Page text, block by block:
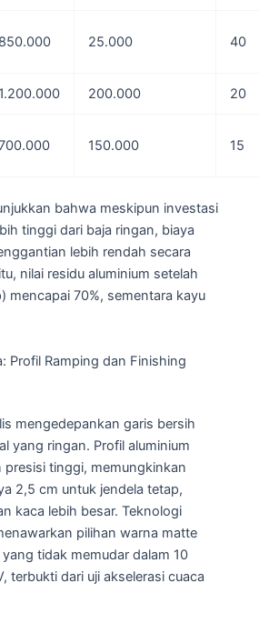
850.000 25.000 40
1.200.000 200.000 20
150.000 15
bahwa meskipun investasi
tinggi dari baja ringan, biaya
lebih rendah secara
nilai residu aluminium setelah
mencapai 70%, sementara kayu
Profil Ramping dan Finishing
mengedepankan garis bersih
yang ringan. Profil aluminium
presisi tinggi, memungkinkan
2,5 cm untuk jendela tetap,
kaca lebih besar. Teknologi
pilihan warna matte
tidak memudar dalam 10
terbukti dari uji akselerasi cuaca